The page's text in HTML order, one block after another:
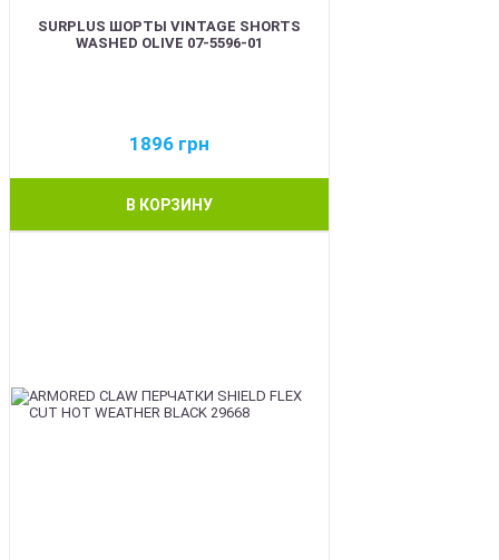
SURPLUS ШОРТЫ VINTAGE SHORTS
WASHED OLIVE 07-5596-01
1896 грн
В КОРЗИНУ